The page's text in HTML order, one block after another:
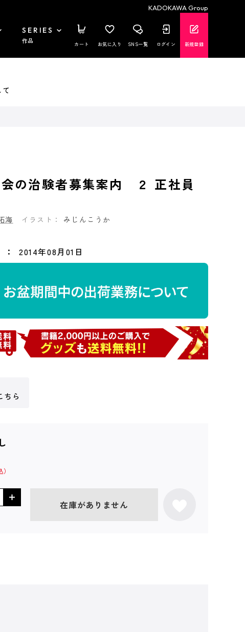
KADOKAWA Group
SERIES
作品 カート お気に入り SNS一覧 ログイン 新規登録
の治験者募集案内 ２ 正社員
海 イラスト： みじんこうか
2014年08月01日
ちら
在庫がありません